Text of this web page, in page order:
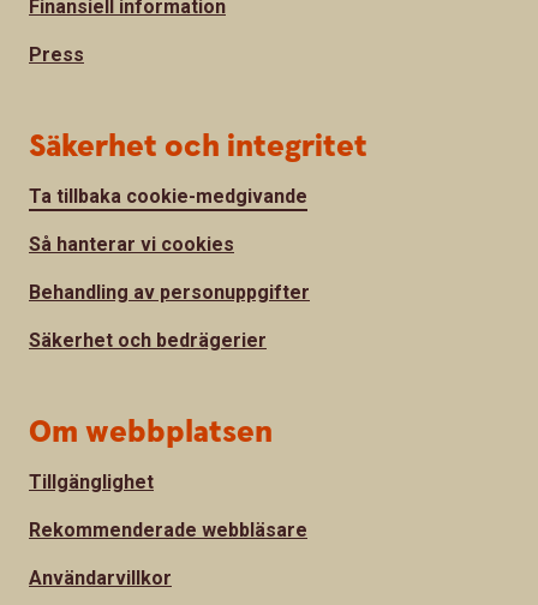
Finansiell information
Press
Säkerhet och integritet
Ta tillbaka cookie-medgivande
Så hanterar vi cookies
Behandling av personuppgifter
Säkerhet och bedrägerier
Om webbplatsen
Tillgänglighet
Rekommenderade webbläsare
Användarvillkor